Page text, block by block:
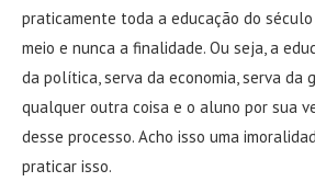
praticamente toda a educação do
meio e nunca a finalidade. Ou seja, a
da política, serva da economia, serva da
qualquer outra coisa e o aluno por sua
desse processo. Acho isso uma
praticar isso.